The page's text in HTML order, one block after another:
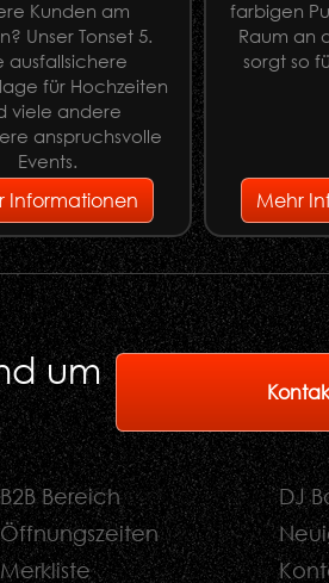
Kunden am
Unser Tonset 5.
ausfallsichere
für Hochzeiten
viele andere
anspruchsvolle
Events.
Informationen
farbigen
Raum an
sorgt so
Mehr
um
B2B Bereich
DJ
Öffnungszeiten
Merkliste